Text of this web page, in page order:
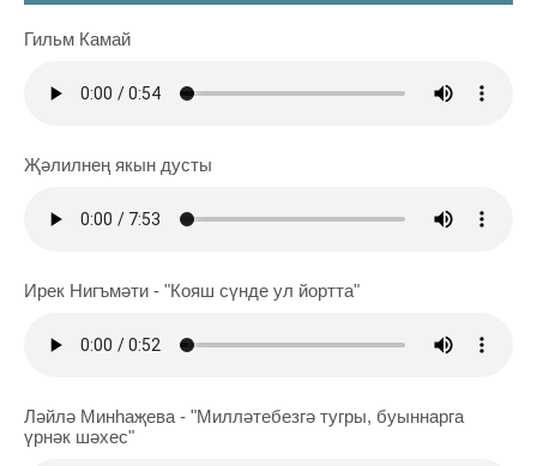
Гильм Камай
Җәлилнең якын дусты
Ирек Нигъмәти - "Кояш сүнде ул йортта"
Ләйлә Минһаҗева - "Милләтебезгә тугры, буыннарга
үрнәк шәхес"